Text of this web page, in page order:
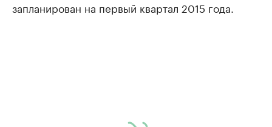
запланирован на первый квартал 2015 года.